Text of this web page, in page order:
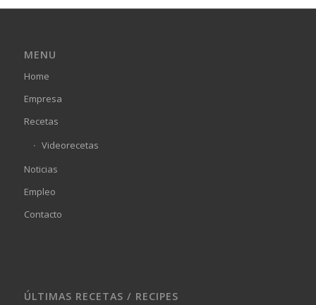
MENU
Home
Empresa
Recetas
Videorecetas
Noticias
Empleo
Contacto
ÚLTIMAS RECETAS / RECIPES